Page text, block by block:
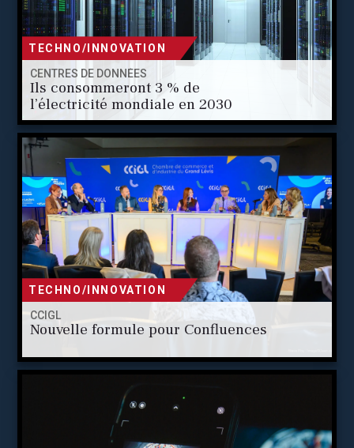
TECHNO/INNOVATION
CENTRES DE DONNÉES
Ils consommeront 3 % de
l’électricité mondiale en 2030
TECHNO/INNOVATION
CCIGL
Nouvelle formule pour Confluences